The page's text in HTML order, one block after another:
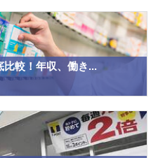
比較！年収、働き...